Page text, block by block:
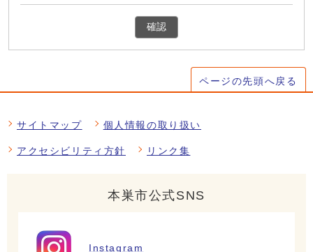
確認
ページの先頭へ戻る
サイトマップ 個人情報の取り扱い
アクセシビリティ方針 リンク集
本巣市公式SNS
Instagram